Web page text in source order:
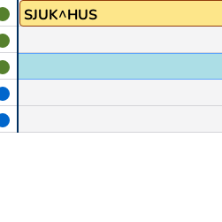
SJUK^HUS